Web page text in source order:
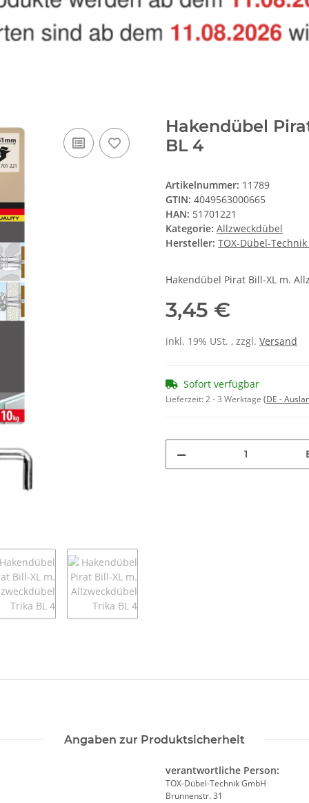
Hakendübel
BL 4
Artikelnummer: 11789
GTIN: 4049563000665
HAN: 51701221
Kategorie: Allzweckdübel
Hersteller: TOX-Dübel-
Hakendübel Pirat Bill-XL m.
3,45 €
inkl. 19% USt. , zzgl. Versand
Sofort verfügbar
Lieferzeit:2 - 3 Werktage (DE -
Angaben zur Produktsicherheit
verantwortliche Person:
TOX-Dübel-Technik GmbH
Brunnenstr. 31